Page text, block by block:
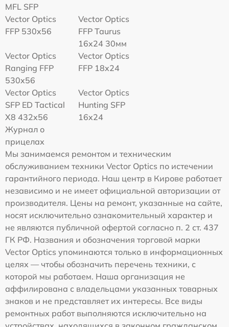
MFL SFP
Vector Optics
FFP 530x56
Vector Optics
FFP Taurus
16x24 30мм
Vector Optics
Ranging FFP
530x56
Vector Optics
FFP 18x24
Vector Optics
SFP ED Tactical
X8 432x56
Vector Optics
Hunting SFP
16x24
Журнал о
прицелах
Мы занимаемся ремонтом и техническим
обслуживанием техники Vector Optics по истечении
гарантийного периода. Наш центр в Кирове работает
независимо и не имеет официальной авторизации от
производителя. Цены на ремонт, указанные на сайте,
носят исключительно ознакомительный характер и
не являются публичной офертой согласно п. 2 ст. 437
ГК РФ. Названия и обозначения торговой марки
Vector Optics упоминаются только в информационных
целях — чтобы обозначить перечень техники, с
которой мы работаем. Наша организация не
аффилирована с владельцами указанных товарных
знаков и не представляет их интересы. Все виды
ремонтных работ выполняются исключительно на